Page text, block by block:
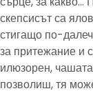
скепсисът са
стигащо по-
за притежание и
илюзорен,
позволиш, тя